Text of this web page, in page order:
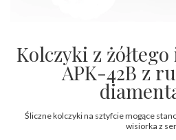
Kolczyki z żółtego
APK-42B z
Śliczne kolczyki na sztyfcie mogące
wisiorka z